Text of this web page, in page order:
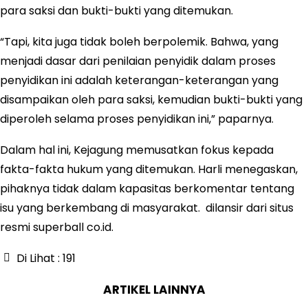
para saksi dan bukti-bukti yang ditemukan.
“Tapi, kita juga tidak boleh berpolemik. Bahwa, yang
menjadi dasar dari penilaian penyidik dalam proses
penyidikan ini adalah keterangan-keterangan yang
disampaikan oleh para saksi, kemudian bukti-bukti yang
diperoleh selama proses penyidikan ini,” paparnya.
Dalam hal ini, Kejagung memusatkan fokus kepada
fakta-fakta hukum yang ditemukan. Harli menegaskan,
pihaknya tidak dalam kapasitas berkomentar tentang
isu yang berkembang di masyarakat. dilansir dari situs
resmi superball co.id.
Di Lihat : 191
ARTIKEL LAINNYA